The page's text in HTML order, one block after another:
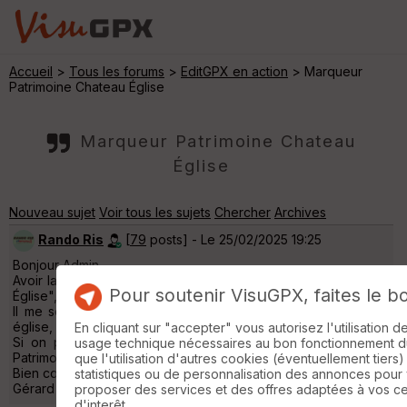
Accueil > Tous les forums > EditGPX en action > Marqueur
Patrimoine Chateau Église
Marqueur Patrimoine Chateau
Église
Nouveau sujet Voir tous les sujets Chercher Archives
Rando Ris
[79 posts] - Le 25/02/2025 19:25
Bonjour Admin
Avoir la même icône pour le marqueur "Patrimoine Château et
Église", c'est un peu simpliste ...
Il me semble qu'a une époque, on avait pour les deux une
église, c'était guère mieux
Si on pouvait avoir un marqueur Patrimoine Château et un
Patrimoine Église ce serait plus représentatif
Bien cordialement
Gérard
Pour soutenir VisuGPX, faites le
En cliquant sur "accepter" vous autorisez l'utilisation
usage technique nécessaires au bon fonctionnement
que l'utilisation d'autres cookies (éventuellement
statistiques ou de personnalisation des annonces pour
proposer des services et des offres adaptées à vos